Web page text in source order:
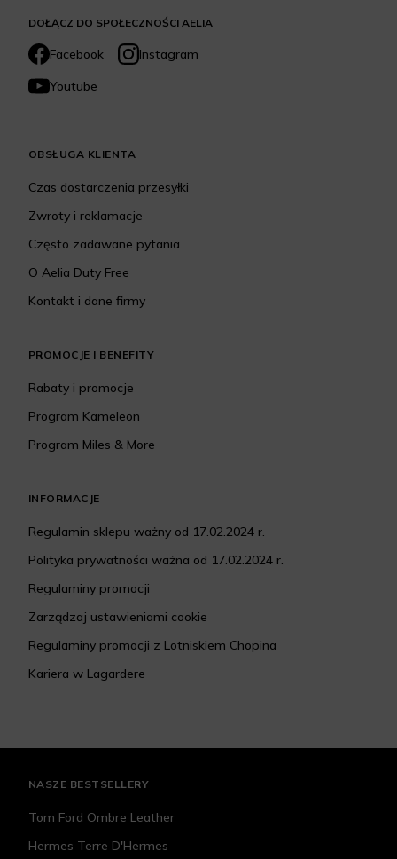
DOŁĄCZ DO SPOŁECZNOŚCI AELIA
Facebook
Instagram
Youtube
OBSŁUGA KLIENTA
Czas dostarczenia przesyłki
Zwroty i reklamacje
Często zadawane pytania
O Aelia Duty Free
Kontakt i dane firmy
PROMOCJE I BENEFITY
Rabaty i promocje
Program Kameleon
Program Miles & More
INFORMACJE
Regulamin sklepu ważny od 17.02.2024 r.
Polityka prywatności ważna od 17.02.2024 r.
Regulaminy promocji
Zarządzaj ustawieniami cookie
Regulaminy promocji z Lotniskiem Chopina
Kariera w Lagardere
NASZE BESTSELLERY
Tom Ford Ombre Leather
Hermes Terre D'Hermes